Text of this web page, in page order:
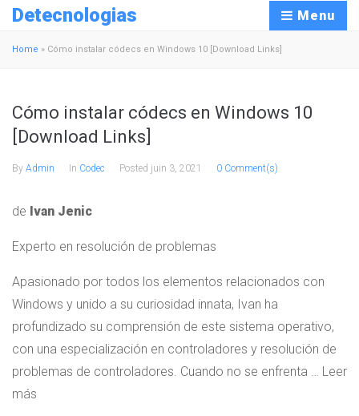
Detecnologias Menu
Home » Cómo instalar códecs en Windows 10 [Download Links]
Cómo instalar códecs en Windows 10
[Download Links]
By Admin In Codec Posted juin 3, 2021 0 Comment(s)
de Ivan Jenic
Experto en resolución de problemas
Apasionado por todos los elementos relacionados con
Windows y unido a su curiosidad innata, Ivan ha
profundizado su comprensión de este sistema operativo,
con una especialización en controladores y resolución de
problemas de controladores. Cuando no se enfrenta … Leer
más